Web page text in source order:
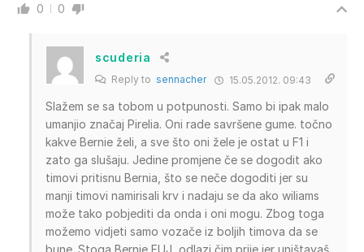
0 0
scuderia
Reply to sennacher 15.05.2012. 09:43
Slažem se sa tobom u potpunosti. Samo bi ipak malo
umanjio značaj Pirelia. Oni rade savršene gume. točno
kakve Bernie želi, a sve što oni žele je ostat u F1 i
zato ga slušaju. Jedine promjene če se dogodit ako
timovi pritisnu Bernia, što se neče dogoditi jer su
manji timovi namirisali krv i nadaju se da ako wiliams
može tako pobjediti da onda i oni mogu. Zbog toga
možemo vidjeti samo vozače iz boljih timova da se
bune. Stoga Bernie FUJ, odlazi čim prije jer uništavaš